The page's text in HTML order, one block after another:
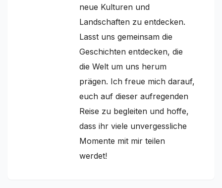
neue Kulturen und
Landschaften zu entdecken.
Lasst uns gemeinsam die
Geschichten entdecken, die
die Welt um uns herum
prägen. Ich freue mich darauf,
euch auf dieser aufregenden
Reise zu begleiten und hoffe,
dass ihr viele unvergessliche
Momente mit mir teilen
werdet!